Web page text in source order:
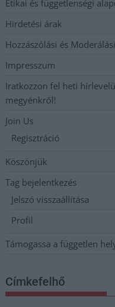
Etikai és függetlenségi
Hirdetési árak
Hozzászólási és
Impresszum
Iratkozzon fel heti
megyénkről!
Join Us
Regisztráció
Köszönjük
Tag bejelentkezés
Jelszó visszaállítása
Profil
Támogassa a független
Címkefelhő